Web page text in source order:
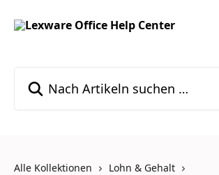
Alle Kollektionen
Lohn & Gehalt